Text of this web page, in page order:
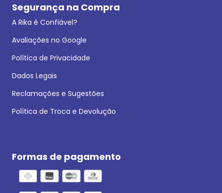
Segurança na Compra
A Rika é Confiável?
Avaliações no Google
Política de Privacidade
Dados Legais
Reclamações e Sugestões
Política de Troca e Devolução
Formas de pagamento